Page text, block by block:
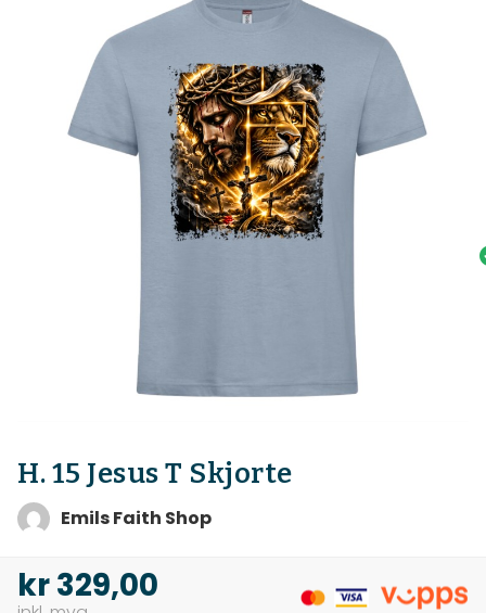
H. 15 Jesus T Skjorte
Emils Faith Shop
kr329,00